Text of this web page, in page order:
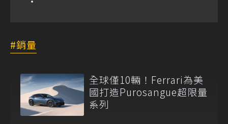
銷量
全球僅10輛！Ferrari為美
國打造Purosangue超限量
系列